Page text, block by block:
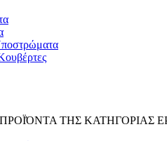
ΤΗΣ ΚΑΤΗΓΟΡΙΑΣ